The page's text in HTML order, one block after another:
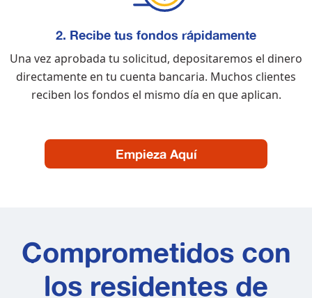
2. Recibe tus fondos rápidamente
Una vez aprobada tu solicitud, depositaremos el dinero
directamente en tu cuenta bancaria. Muchos clientes
reciben los fondos el mismo día en que aplican.
Empieza Aquí
Comprometidos con
los residentes de